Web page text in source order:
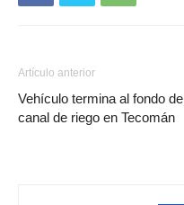
Artículo anterior
Vehículo termina al fondo de
canal de riego en Tecomán